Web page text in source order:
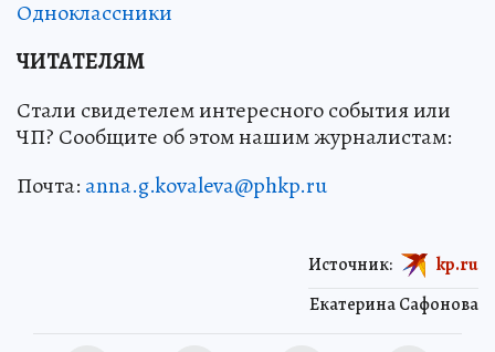
Одноклассники
ЧИТАТЕЛЯМ
Стали свидетелем интересного события или
ЧП? Сообщите об этом нашим журналистам:
Почта: anna.g.kovaleva@phkp.ru
Екатерина Сафонова
Источник: kp.ru